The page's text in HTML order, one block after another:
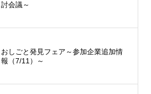
討会議～
おしごと発見フェア～参加企業追加情
報（7/11）～